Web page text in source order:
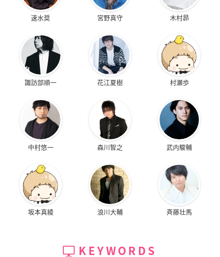
速水奨 宮野真守 木村昴
諏訪部順一 花江夏樹 村瀬歩
中村悠一 森川智之 武内駿輔
坂本真綾 浪川大輔 斉藤壮馬
KEYWORDS